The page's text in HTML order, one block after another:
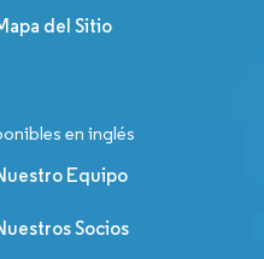
del Sitio
en inglés
Equipo
Socios